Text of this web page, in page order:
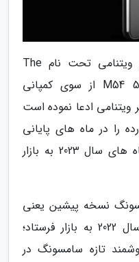
خبرنگاران | یک یوتیوبر مشهور ویتنامی تحت نام The
Pixel مدعی عرضه گلکسی M54 5G از سوی کمپانی
ادعا نموده است
را در ماه های پایانی
میلادی امسال یا در نخستین ماه های سال 2023 به بازار
نسخه پیشین یعنی
گلکسی M53 5G را در اوایل سال 2022 به بازار فرستاد؛
تازه سامسونگ در